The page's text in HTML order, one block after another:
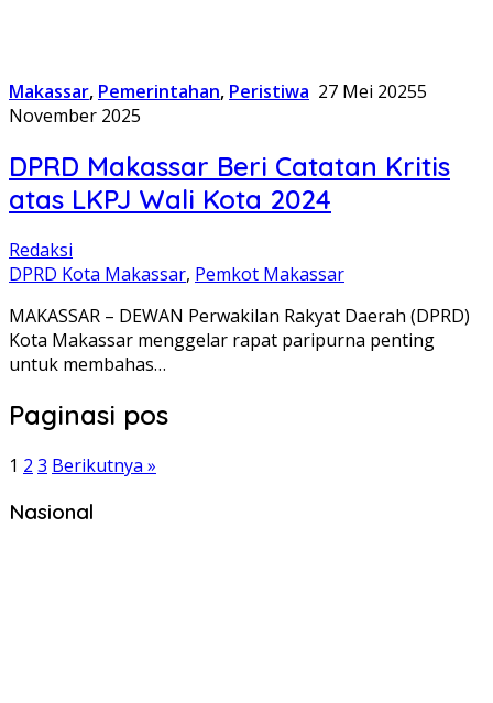
Makassar, Pemerintahan, Peristiwa 27 Mei 20255
November 2025
DPRD Makassar Beri Catatan Kritis
atas LKPJ Wali Kota 2024
Redaksi
DPRD Kota Makassar, Pemkot Makassar
MAKASSAR – DEWAN Perwakilan Rakyat Daerah (DPRD)
Kota Makassar menggelar rapat paripurna penting
untuk membahas…
Paginasi pos
1 2 3 Berikutnya »
Nasional